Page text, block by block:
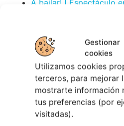
Gestionar
cookies
Utilizamos cookies
terceros, para mejorar
mostrarte información
tus preferencias (por
visitadas).
28 julio, 2026
Festival Noites Teatrais
julio, 2026
Verano Cultural de
2026
A bailar! | Espectáculo
mayo, 2026
Noticias de